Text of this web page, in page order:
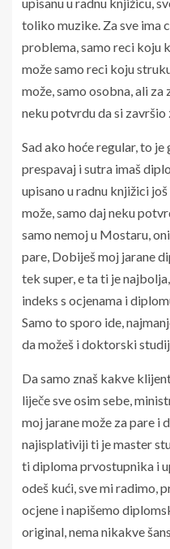
toliko muzike. Za sve ima
problema, samo reci koju
može samo reci koju
može, samo osobna, ali
neku potvrdu da si
Sad ako hoće regular, to
prespavaj i sutra imaš
upisano u radnu knjižici
može, samo daj neku
samo nemoj u Mostaru,
pare, Dobiješ moj jarane
tek super, e ta ti je
indeks s ocjenama i
Samo to sporo ide,
da možeš i doktorski
Da samo znaš kakve
liječe sve osim sebe,
moj jarane može za pare i
najisplativiji ti je master
ti diploma prvostupnika i
odeš kući, sve mi radimo,
ocjene i napišemo
original, nema nikakve